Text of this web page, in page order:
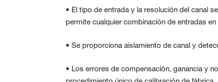
• El tipo de entrada y la resolución del canal
permite cualquier combinación de entradas
• Se proporciona aislamiento de canal y
• Los errores de compensación, ganancia y